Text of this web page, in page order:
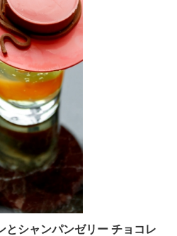
とシャンパンゼリー チョコレ